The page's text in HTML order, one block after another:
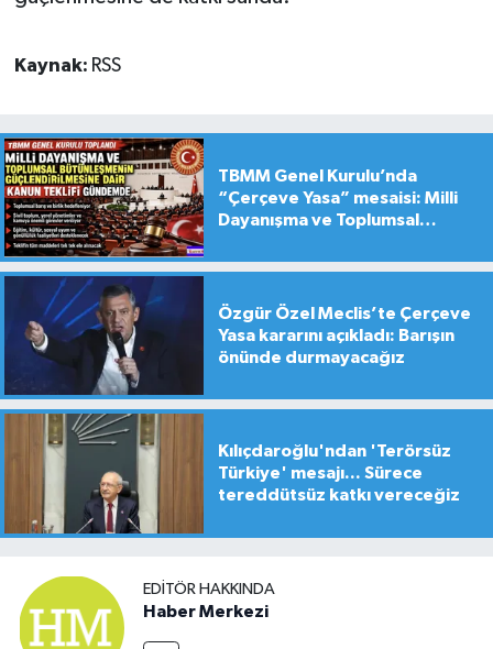
Kaynak: RSS
TBMM Genel Kurulu’nda
“Çerçeve Yasa” mesaisi: Milli
Dayanışma ve Toplumsal
Özgür Özel Meclis’te Çerçeve
Yasa kararını açıkladı: Barışın
önünde durmayacağız
Kılıçdaroğlu'ndan 'Terörsüz
Türkiye' mesajı... Sürece
tereddütsüz katkı vereceğiz
EDITÖR HAKKINDA
Haber Merkezi